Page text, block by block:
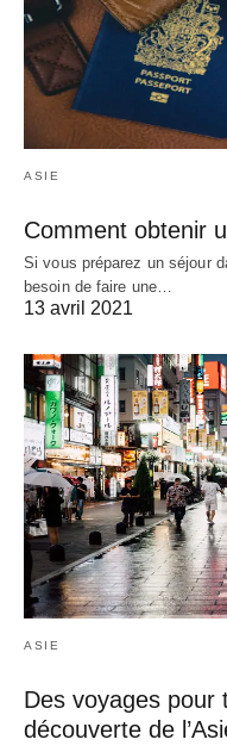
ASIE
Comment obtenir
Si vous préparez un séjour
besoin de faire une…
13 avril 2021
ASIE
Des voyages pour
découverte de